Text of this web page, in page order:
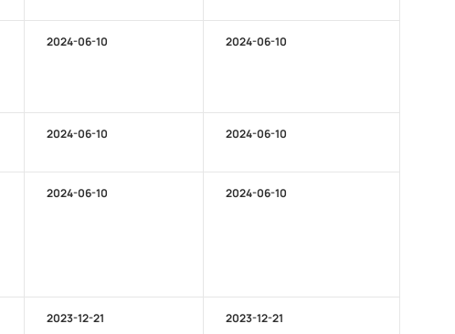
2024-06-10 2024-06-10
2024-06-10 2024-06-10
2024-06-10 2024-06-10
2023-12-21 2023-12-21